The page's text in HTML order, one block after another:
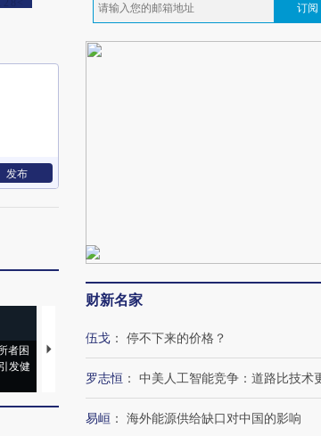
发布
者困
发健
视线｜HYROX的吸金
心“花钱找虐”？
毒品
订阅
财新名家
伍戈 ： 停不下来的价格？
罗志恒 ： 中美人工智能竞争：道路比技术
易峘 ： 海外能源供给缺口对中国的影响